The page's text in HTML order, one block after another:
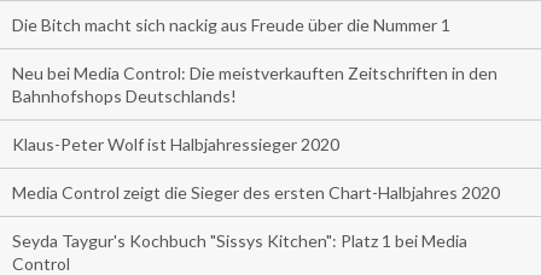
Die Bitch macht sich nackig aus Freude über die Nummer 1
Neu bei Media Control: Die meistverkauften Zeitschriften in den
Bahnhofshops Deutschlands!
Klaus-Peter Wolf ist Halbjahressieger 2020
Media Control zeigt die Sieger des ersten Chart-Halbjahres 2020
Seyda Taygur's Kochbuch "Sissys Kitchen": Platz 1 bei Media
Control